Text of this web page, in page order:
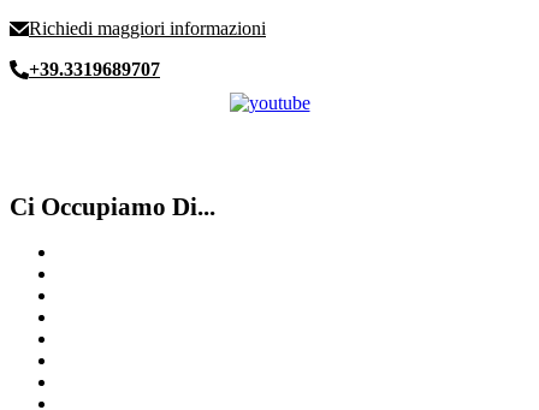
Richiedi maggiori informazioni
+39.3319689707
Ci Occupiamo Di...